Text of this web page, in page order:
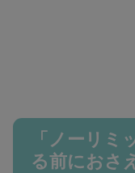
「ノーリミ
る前におさ